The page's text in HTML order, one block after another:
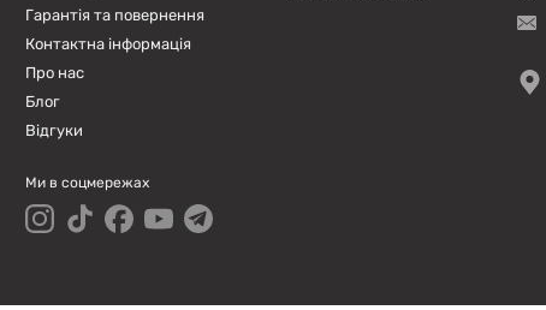
Гарантія та повернення
Контактна інформація
Про нас
Блог
Відгуки
Ми в соцмережах